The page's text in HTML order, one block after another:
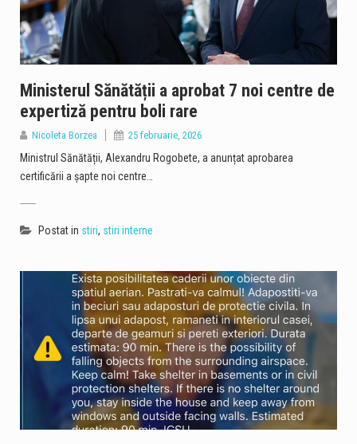
Ministerul Sănătății a aprobat 7 noi centre de
expertiză pentru boli rare
Nicoleta Borzea 25 februarie, 2026
Ministrul Sănătății, Alexandru Rogobete, a anunțat aprobarea
certificării a șapte noi centre…
Postat in stiri, stiri interne